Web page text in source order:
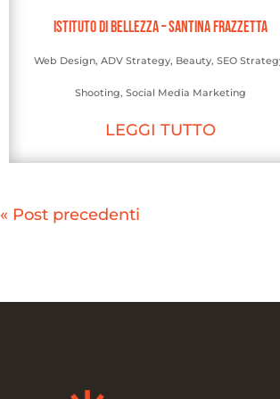
Istituto di Bellezza – Santina Frazzetta
Web Design, ADV Strategy, Beauty, SEO
Shooting, Social Media Marketing
LEGGI TUTTO
« Post precedenti